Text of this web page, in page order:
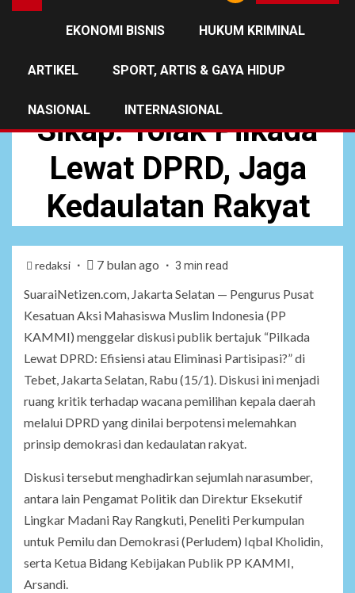
EKONOMI BISNIS HUKUM KRIMINAL
ARTIKEL SPORT, ARTIS & GAYA HIDUP
NASIONAL INTERNASIONAL
Sikap: Tolak Pilkada
Lewat DPRD, Jaga
Kedaulatan Rakyat
redaksi 7 bulan ago 3 min read
SuaraiNetizen.com, Jakarta Selatan — Pengurus Pusat
Kesatuan Aksi Mahasiswa Muslim Indonesia (PP
KAMMI) menggelar diskusi publik bertajuk “Pilkada
Lewat DPRD: Efisiensi atau Eliminasi Partisipasi?” di
Tebet, Jakarta Selatan, Rabu (15/1). Diskusi ini menjadi
ruang kritik terhadap wacana pemilihan kepala daerah
melalui DPRD yang dinilai berpotensi melemahkan
prinsip demokrasi dan kedaulatan rakyat.
Diskusi tersebut menghadirkan sejumlah narasumber,
antara lain Pengamat Politik dan Direktur Eksekutif
Lingkar Madani Ray Rangkuti, Peneliti Perkumpulan
untuk Pemilu dan Demokrasi (Perludem) Iqbal Kholidin,
serta Ketua Bidang Kebijakan Publik PP KAMMI,
Arsandi.